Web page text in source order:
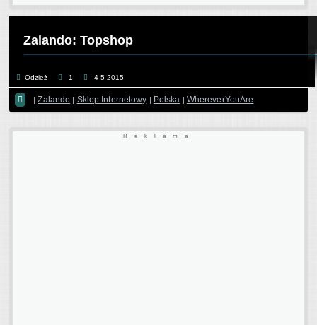
Zalando: Topshop
Odzież 1 4-5-2015
 |Zalando | Sklep Internetowy | Polska | WhereverYouAre
Reklama